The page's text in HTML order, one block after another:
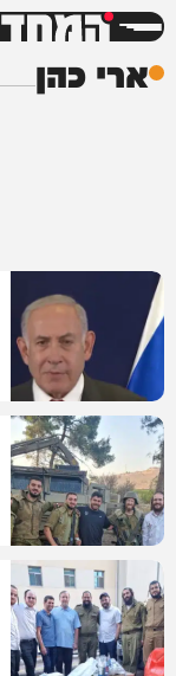
המחדש
ארי כהן
וידאו
חדשות